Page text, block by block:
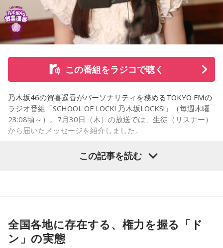
ッズを購入した経験を紹介し、店舗での利用が馬たちの支援
につながることから、興味を持った人へ足を運ぶことを呼び
かけた。
さらに、ホースセラピーについても自身の経験を交えて語っ
た。大学時代に所属していた馬術部では、地域の子どもたち
を招いた体験会が行われており、馬に乗ることで身体を自然
に動かすきっかけになったり、高い視点から景色を見ること
で自信や自己肯定感につながったりする姿を目にしていたと
いう。
今回の訪問を通じて、馬が競技や競走だけではなく、さまざ
この番組をラジコで聴く
乃木坂46の賀喜遥香がパーソナリティを務めるTOKYO FMの
ラジオ番組「SCHOOL OF LOCK! 乃木坂LOCKS!」（毎週木曜
23:08頃～）。7月30日（木）の放送では、生徒（リスナー）
から届いたメッセージを紹介しました。
ごくうれしかったし、かわいい遥香先生も、かっこいい遥香
先生もたくさん観ることができて、大満足のライブでした！
アンコールのときに披露していた『551蓬莱』のCMのモノマ
この記事を読む
全国各地に存在する、権力を握る「ド
ン」の実態